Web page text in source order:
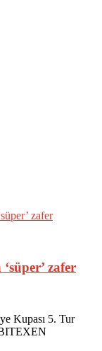
zafer
Kupası 5. Tur
BITEXEN